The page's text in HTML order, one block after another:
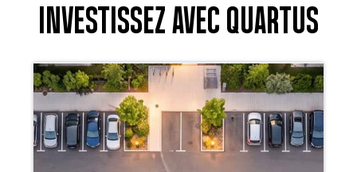
INVESTISSEZ AVEC QUARTUS